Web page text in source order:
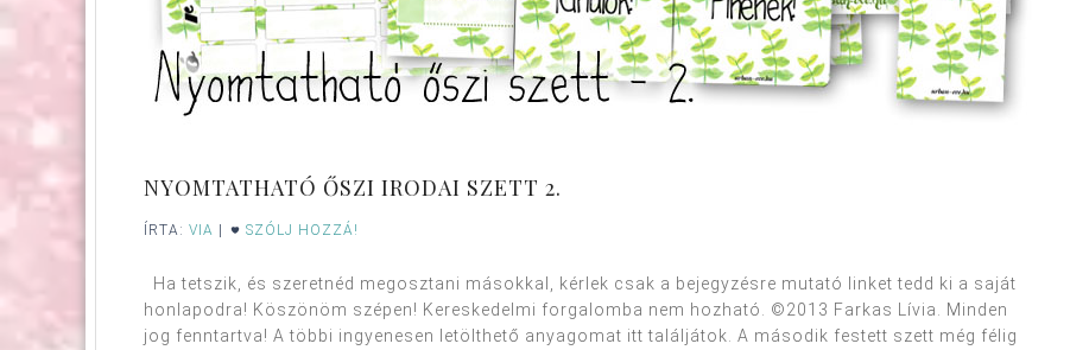
NYOMTATHATÓ ŐSZI IRODAI SZETT 2.
ÍRTA: VIA SZÓLJ HOZZÁ!
Ha tetszik, és szeretnéd megosztani másokkal, kérlek csak a bejegyzésre mutató linket tedd ki a saját
honlapodra! Köszönöm szépen! Kereskedelmi forgalomba nem hozható. ©2013 Farkas Lívia. Minden
jog fenntartva! A többi ingyenesen letölthető anyagomat itt találjátok. A második festett szett még félig